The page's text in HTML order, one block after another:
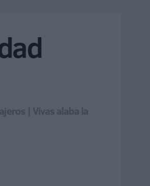
| Vivas alaba la